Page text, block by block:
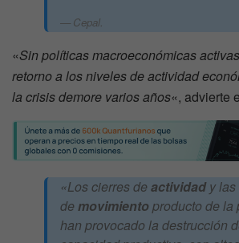
Cepal.
«Sin políticas macroeconómicas
retorno a los niveles de actividad
la crisis demore varios años«, advierte
«Los cierres de actividady las
de movimientoproducto de la
han provocado la destrucción